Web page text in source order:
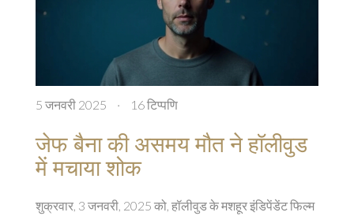
5 जनवरी 2025 · 16 टिप्पणि
जेफ बैना की असमय मौत ने हॉलीवुड
में मचाया शोक
शुक्रवार, 3 जनवरी, 2025 को, हॉलीवुड के मशहूर इंडिपेंडेंट फिल्म